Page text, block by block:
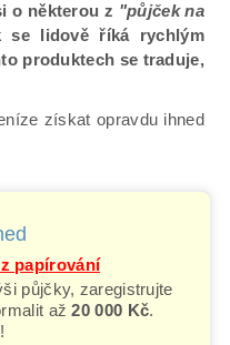
o některou z "půjček na
se lidově říká rychlým
produktech se traduje,
získat opravdu ihned
papírování
půjčky, zaregistrujte
až20 000 Kč.